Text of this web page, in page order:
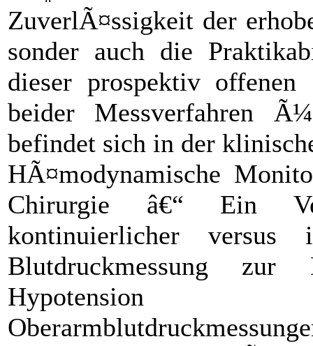
ZuverlÃ¤ssigkeit der
sonder auch die
dieser prospektiv
beider Messverfahren
befindet sich in der
HÃ¤modynamische
Chirurgie â€“ Ein
kontinuierlicher versus
Blutdruckmessung
Hypotension